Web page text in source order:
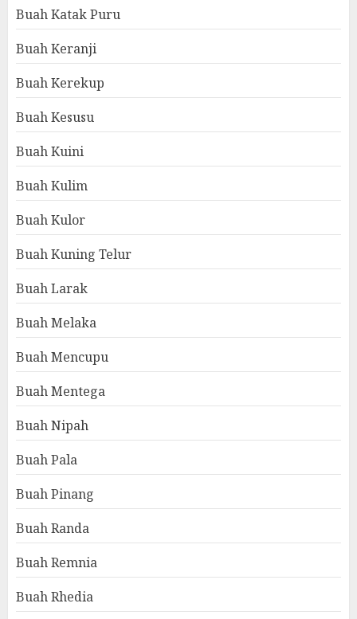
Buah Katak Puru
Buah Keranji
Buah Kerekup
Buah Kesusu
Buah Kuini
Buah Kulim
Buah Kulor
Buah Kuning Telur
Buah Larak
Buah Melaka
Buah Mencupu
Buah Mentega
Buah Nipah
Buah Pala
Buah Pinang
Buah Randa
Buah Remnia
Buah Rhedia